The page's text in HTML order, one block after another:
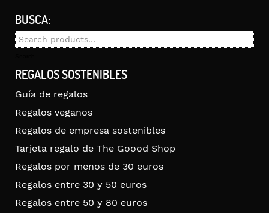
BUSCA:
Search
REGALOS SOSTENIBLES
Guía de regalos
Regalos veganos
Regalos de empresa sostenibles
Tarjeta regalo de The Goood Shop
Regalos por menos de 30 euros
Regalos entre 30 y 50 euros
Regalos entre 50 y 80 euros